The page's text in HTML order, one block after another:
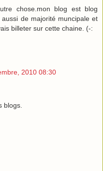
chose.mon blog est blog
de majorité muncipale et
billeter sur cette chaine. (-:
2010 08:30
blogs.